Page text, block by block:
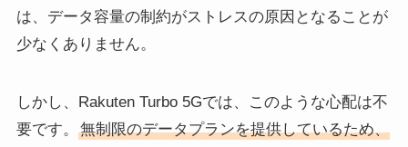
は、データ容量の制約がストレスの原因となることが
少なくありません。
しかし、Rakuten Turbo 5Gでは、このような心配は不
要です。
無制限のデータプランを提供しているため、